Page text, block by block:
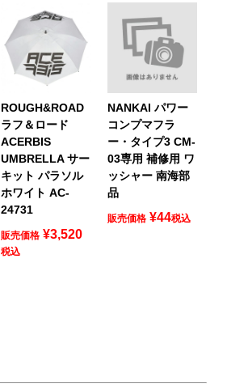
ROUGH&ROAD
ラフ＆ロード
ACERBIS
UMBRELLA サー
キット パラソル
ホワイト AC-
24731
販売価格 ¥3,520
税込
NANKAI パワー
コンプマフラ
ー・タイプ3 CM-
03専用 補修用 ワ
ッシャー 南海部
品
販売価格 ¥44税込